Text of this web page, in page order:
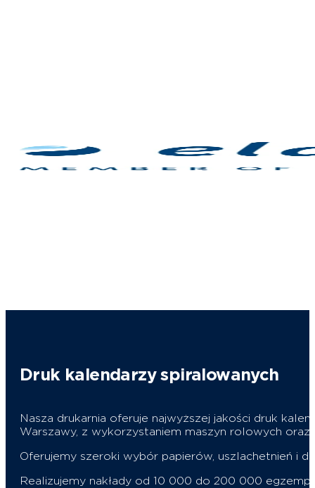
Druk kalendarzy spiralowanych
Nasza drukarnia oferuje najwyższej jakości druk
Warszawy, z wykorzystaniem maszyn rolowych oraz
Oferujemy szeroki wybór papierów, uszlachetnień i
Realizujemy nakłady od 10 000 do 200 000